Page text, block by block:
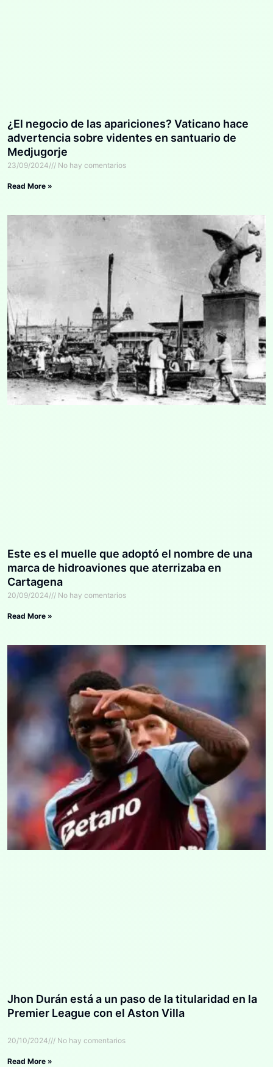
¿El negocio de las apariciones? Vaticano hace
advertencia sobre videntes en santuario de
Medjugorje
23/09/2024 No hay comentarios
Read More »
Este es el muelle que adoptó el nombre de una
marca de hidroaviones que aterrizaba en
Cartagena
20/09/2024 No hay comentarios
Read More »
Jhon Durán está a un paso de la titularidad en la
Premier League con el Aston Villa
20/10/2024 No hay comentarios
Read More »